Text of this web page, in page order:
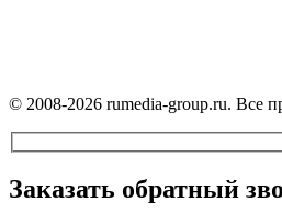
© 2008-2026 rumedia-group.ru. Все
Прокрутка
Заказать обратный